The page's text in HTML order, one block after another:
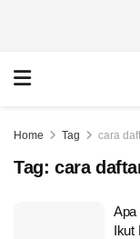
Home Tag cara
Tag: cara
Apa
Ikut